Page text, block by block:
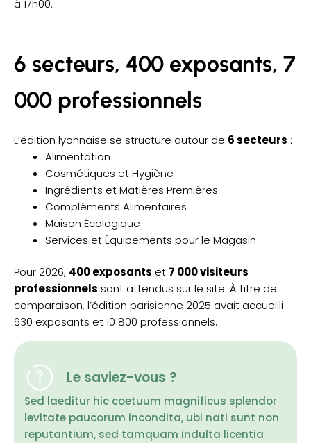
à 17h00.
6 secteurs, 400 exposants, 7
000 professionnels
L’édition lyonnaise se structure autour de 6 secteurs :
Alimentation
Cosmétiques et Hygiène
Ingrédients et Matières Premières
Compléments Alimentaires
Maison Écologique
Services et Équipements pour le Magasin
Pour 2026, 400 exposants et 7 000 visiteurs
professionnels sont attendus sur le site. À titre de
comparaison, l’édition parisienne 2025 avait accueilli
630 exposants et 10 800 professionnels.
Le saviez-vous ?
Sed laeditur hic coetuum magnificus splendor
levitate paucorum incondita, ubi nati sunt non
reputantium, sed tamquam indulta licentia